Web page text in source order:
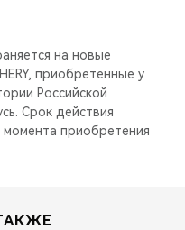
на новые
приобретенные у
Российской
Срок действия
приобретения